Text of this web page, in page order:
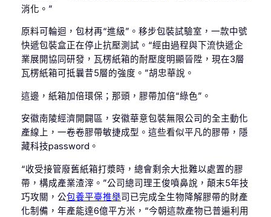
消化。”
原料可輪迴，包材再“進級”。移步包裝試驗室，一款中號
快遞包裝盒正在停止抗壓測試。“經由過程與下流快遞企
業展開協同研發，瓦楞紙箱的耐壓度明顯晉陞，現在3層
瓦楞紙箱可抵曩昔5層的強度。”胡忠華說。
這邊，紙箱加倍環保；那頭，膠帶加倍“綠色”。
安徽南陵經濟開闢區，安徽華意包裝無限公司的全主動化
產線上，一卷卷膠帶敏捷成型。這些看似平凡的膠帶，隱
藏科技password。
“收受接管廢舊紙箱打漿時，總會剩余大批難以處置的膠
帶，構成產業渣滓。”公司總司理王俊噴鼻說，顛末5年技
巧攻關，公包養平臺推舉司已完成全生物降解膠帶的財產
化制備，年產能達6億平方米，“今朝這款產物已普遍利用